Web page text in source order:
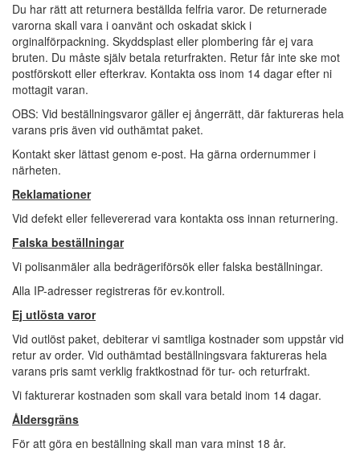
Du har rätt att returnera beställda felfria varor. De returnerade
varorna skall vara i oanvänt och oskadat skick i
orginalförpackning. Skyddsplast eller plombering får ej vara
bruten. Du måste själv betala returfrakten. Retur får inte ske mot
postförskott eller efterkrav. Kontakta oss inom 14 dagar efter ni
mottagit varan.
OBS: Vid beställningsvaror gäller ej ångerrätt, där faktureras hela
varans pris även vid outhämtat paket.
Kontakt sker lättast genom e-post. Ha gärna ordernummer i
närheten.
Reklamationer
Vid defekt eller fellevererad vara kontakta oss innan returnering.
Falska beställningar
Vi polisanmäler alla bedrägeriförsök eller falska beställningar.
Alla IP-adresser registreras för ev.kontroll.
Ej utlösta varor
Vid outlöst paket, debiterar vi samtliga kostnader som uppstår vid
retur av order. Vid outhämtad beställningsvara faktureras hela
varans pris samt verklig fraktkostnad för tur- och returfrakt.
Vi fakturerar kostnaden som skall vara betald inom 14 dagar.
Åldersgräns
För att göra en beställning skall man vara minst 18 år.